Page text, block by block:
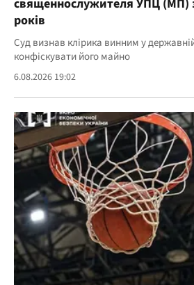
священнослужителя УПЦ (МП)
років
Суд визнав клірика винним у
конфіскувати його майно
6.08.2026 19:02